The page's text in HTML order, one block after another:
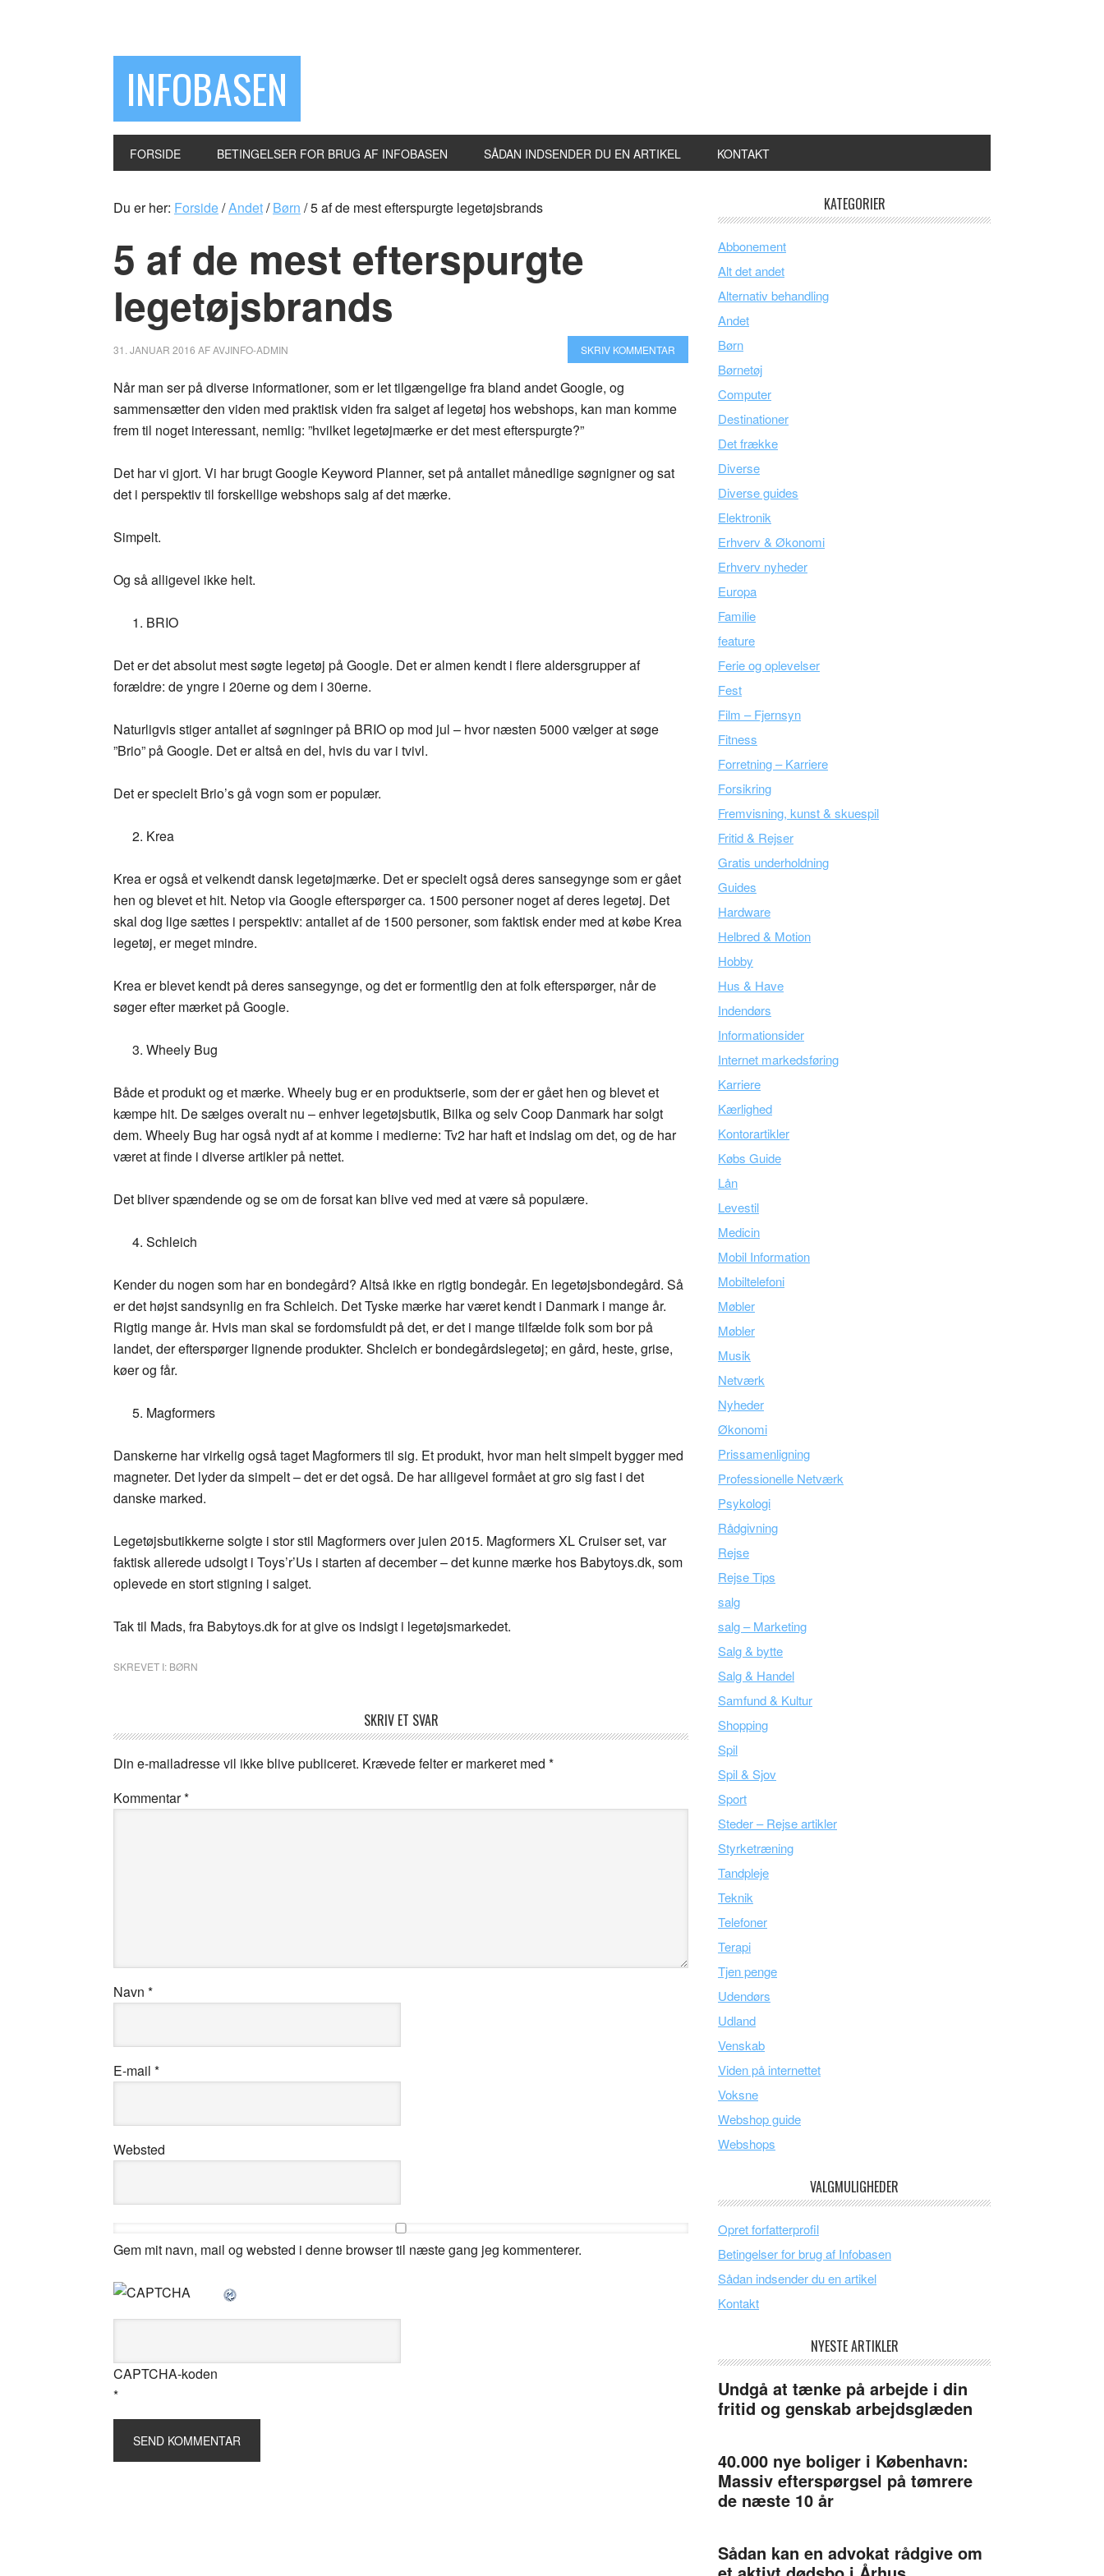
INFOBASEN
FORSIDE BETINGELSER FOR BRUG AF INFOBASEN SÅDAN INDSENDER DU EN ARTIKEL KONTAKT
Du er her: Forside/Andet/ Børn /5 af de mest efterspurgte legetøjsbrands
5 af de mest efterspurgte
legetøjsbrands
31. JANUAR 2016 AFAVJINFO-ADMIN SKRIV KOMMENTAR
Når man ser på diverse informationer, som er let tilgængelige fra bland andet Google, og
sammensætter den viden med praktisk viden fra salget af legetøj hos webshops, kan man komme
frem til noget interessant, nemlig: ”hvilket legetøjmærke er det mest efterspurgte?”
Det har vi gjort. Vi har brugt Google Keyword Planner, set på antallet månedlige søgnigner og sat
det i perspektiv til forskellige webshops salg af det mærke.
Simpelt.
Og så alligevel ikke helt.
BRIO
Det er det absolut mest søgte legetøj på Google. Det er almen kendt i flere aldersgrupper af
forældre: de yngre i 20erne og dem i 30erne.
Naturligvis stiger antallet af søgninger på BRIO op mod jul – hvor næsten 5000 vælger at søge
”Brio” på Google. Det er altså en del, hvis du var i tvivl.
Det er specielt Brio’s gå vogn som er populær.
Krea
Krea er også et velkendt dansk legetøjmærke. Det er specielt også deres sansegynge som er gået
hen og blevet et hit. Netop via Google efterspørger ca. 1500 personer noget af deres legetøj. Det
skal dog lige sættes i perspektiv: antallet af de 1500 personer, som faktisk ender med at købe Krea
legetøj, er meget mindre.
Krea er blevet kendt på deres sansegynge, og det er formentlig den at folk efterspørger, når de
søger efter mærket på Google.
Wheely Bug
Både et produkt og et mærke. Wheely bug er en produktserie, som der er gået hen og blevet et
kæmpe hit. De sælges overalt nu – enhver legetøjsbutik, Bilka og selv Coop Danmark har solgt
dem. Wheely Bug har også nydt af at komme i medierne: Tv2 har haft et indslag om det, og de har
været at finde i diverse artikler på nettet.
Det bliver spændende og se om de forsat kan blive ved med at være så populære.
Schleich
Kender du nogen som har en bondegård? Altså ikke en rigtig bondegår. En legetøjsbondegård. Så
er det højst sandsynlig en fra Schleich. Det Tyske mærke har været kendt i Danmark i mange år.
Rigtig mange år. Hvis man skal se fordomsfuldt på det, er det i mange tilfælde folk som bor på
landet, der efterspørger lignende produkter. Shcleich er bondegårdslegetøj; en gård, heste, grise,
køer og får.
Magformers
Danskerne har virkelig også taget Magformers til sig. Et produkt, hvor man helt simpelt bygger med
magneter. Det lyder da simpelt – det er det også. De har alligevel formået at gro sig fast i det
danske marked.
Legetøjsbutikkerne solgte i stor stil Magformers over julen 2015. Magformers XL Cruiser set, var
faktisk allerede udsolgt i Toys’r’Us i starten af december – det kunne mærke hos Babytoys.dk, som
oplevede en stort stigning i salget.
Tak til Mads, fra Babytoys.dk for at give os indsigt i legetøjsmarkedet.
SKREVET I: BØRN
SKRIV ET SVAR
Din e-mailadresse vil ikke blive publiceret. Krævede felter er markeret med *
Kommentar*
Navn *
E-mail *
Websted
Gem mit navn, mail og websted i denne browser til næste gang jeg kommenterer.
CAPTCHA-koden
*
KATEGORIER
Abbonement
Alt det andet
Alternativ behandling
Andet
Børn
Børnetøj
Computer
Destinationer
Det frække
Diverse
Diverse guides
Elektronik
Erhverv & Økonomi
Erhverv nyheder
Europa
Familie
feature
Ferie og oplevelser
Fest
Film – Fjernsyn
Fitness
Forretning – Karriere
Forsikring
Fremvisning, kunst & skuespil
Fritid & Rejser
Gratis underholdning
Guides
Hardware
Helbred & Motion
Hobby
Hus & Have
Indendørs
Informationsider
Internet markedsføring
Karriere
Kærlighed
Kontorartikler
Købs Guide
Lån
Levestil
Medicin
Mobil Information
Mobiltelefoni
Møbler
Møbler
Musik
Netværk
Nyheder
Økonomi
Prissamenligning
Professionelle Netværk
Psykologi
Rådgivning
Rejse
Rejse Tips
salg
salg – Marketing
Salg & bytte
Salg & Handel
Samfund & Kultur
Shopping
Spil
Spil & Sjov
Sport
Steder – Rejse artikler
Styrketræning
Tandpleje
Teknik
Telefoner
Terapi
Tjen penge
Udendørs
Udland
Venskab
Viden på internettet
Voksne
Webshop guide
Webshops
VALGMULIGHEDER
Opret forfatterprofil
Betingelser for brug af Infobasen
Sådan indsender du en artikel
Kontakt
NYESTE ARTIKLER
Undgå at tænke på arbejde i din
fritid og genskab arbejdsglæden
40.000 nye boliger i København:
Massiv efterspørgsel på tømrere
de næste 10 år
Sådan kan en advokat rådgive om